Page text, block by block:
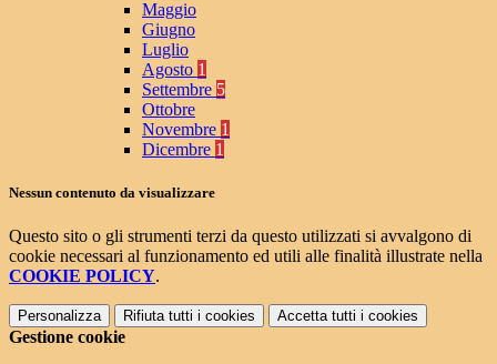
Maggio
Giugno
Luglio
Agosto 1
Settembre 5
Ottobre
Novembre 1
Dicembre 1
Nessun contenuto da visualizzare
Questo sito o gli strumenti terzi da questo utilizzati si avvalgono di
cookie necessari al funzionamento ed utili alle finalità illustrate nella
COOKIE POLICY.
Personalizza Rifiuta tutti i cookies Accetta tutti i cookies
Gestione cookie